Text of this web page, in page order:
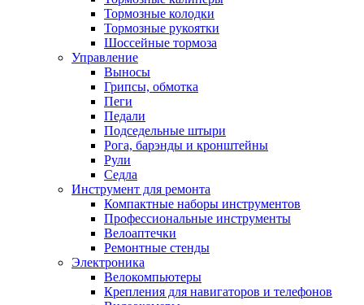
Тормозные колодки
Тормозные рукоятки
Шоссейные тормоза
Управление
Выносы
Грипсы, обмотка
Пеги
Педали
Подседельные штыри
Рога, барэнды и кронштейны
Рули
Седла
Инструмент для ремонта
Компактные наборы инструментов
Профессиональные инструменты
Велоаптечки
Ремонтные стенды
Электроника
Велокомпьютеры
Крепления для навигаторов и телефонов